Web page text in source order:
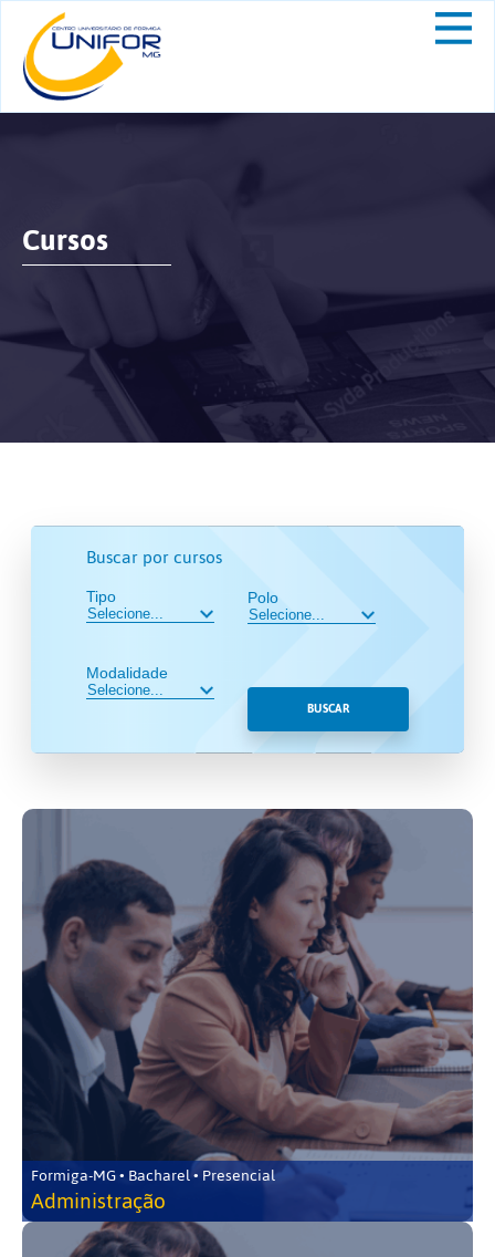
Cursos
Buscar por cursos
Tipo
Modalidade
Polo
BUSCAR
Formiga-MG • Bacharel • Presencial
Administração